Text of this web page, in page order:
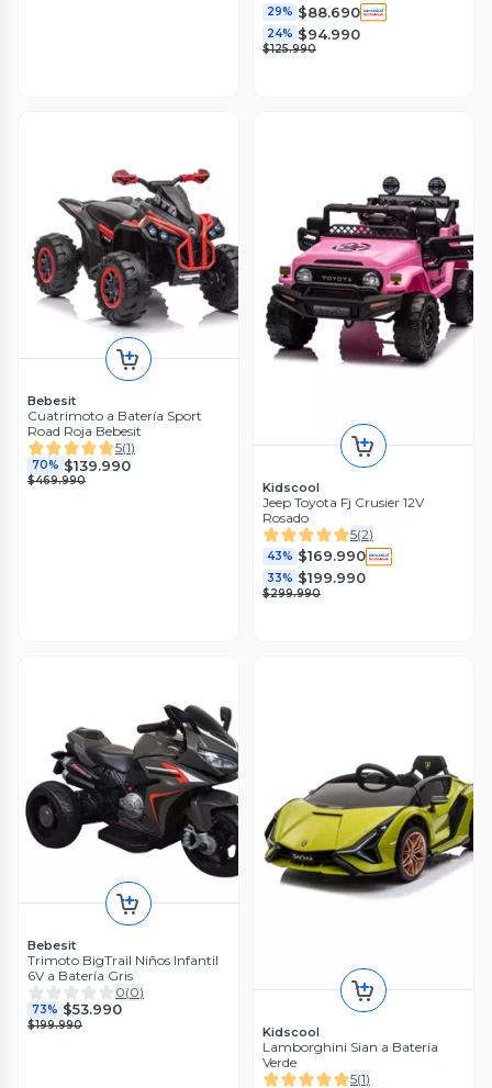
29% $88.690
24% $94.990
$125.990
Bebesit
Cuatrimoto a Batería Sport
Road Roja Bebesit
5(1)
70% $139.990
$469.990 Kidscool
Jeep Toyota Fj Crusier 12V
Rosado
5(2)
43% $169.990
33% $199.990
$299.990
Bebesit
Trimoto BigTrail Niños Infantil
6V a Batería Gris
0(0)
73% $53.990
$199.990 Kidscool
Lamborghini Sian a Batería
Verde
5(1)